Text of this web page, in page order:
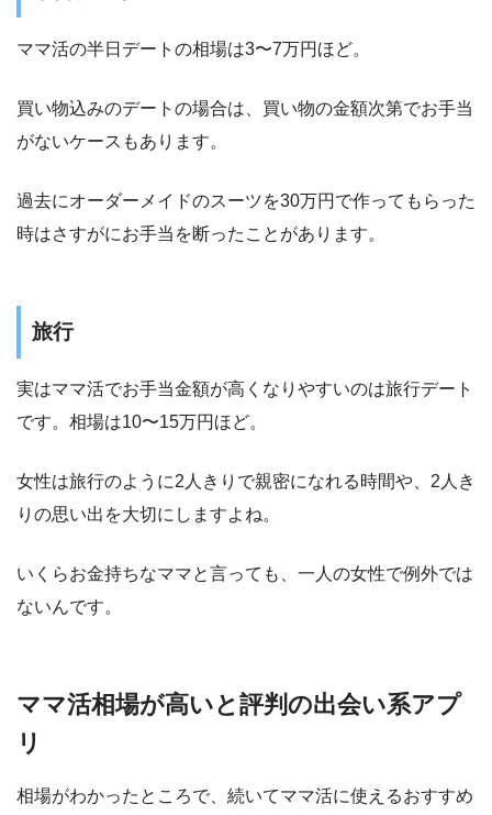
ママ活の半日デートの相場は3〜7万円ほど。
買い物込みのデートの場合は、買い物の金額次第でお手当
がないケースもあります。
過去にオーダーメイドのスーツを30万円で作ってもらった
時はさすがにお手当を断ったことがあります。
旅行
実はママ活でお手当金額が高くなりやすいのは旅行デート
です。相場は10〜15万円ほど。
女性は旅行のように2人きりで親密になれる時間や、2人き
りの思い出を大切にしますよね。
いくらお金持ちなママと言っても、一人の女性で例外では
ないんです。
ママ活相場が高いと評判の出会い系アプ
リ
相場がわかったところで、続いてママ活に使えるおすすめ